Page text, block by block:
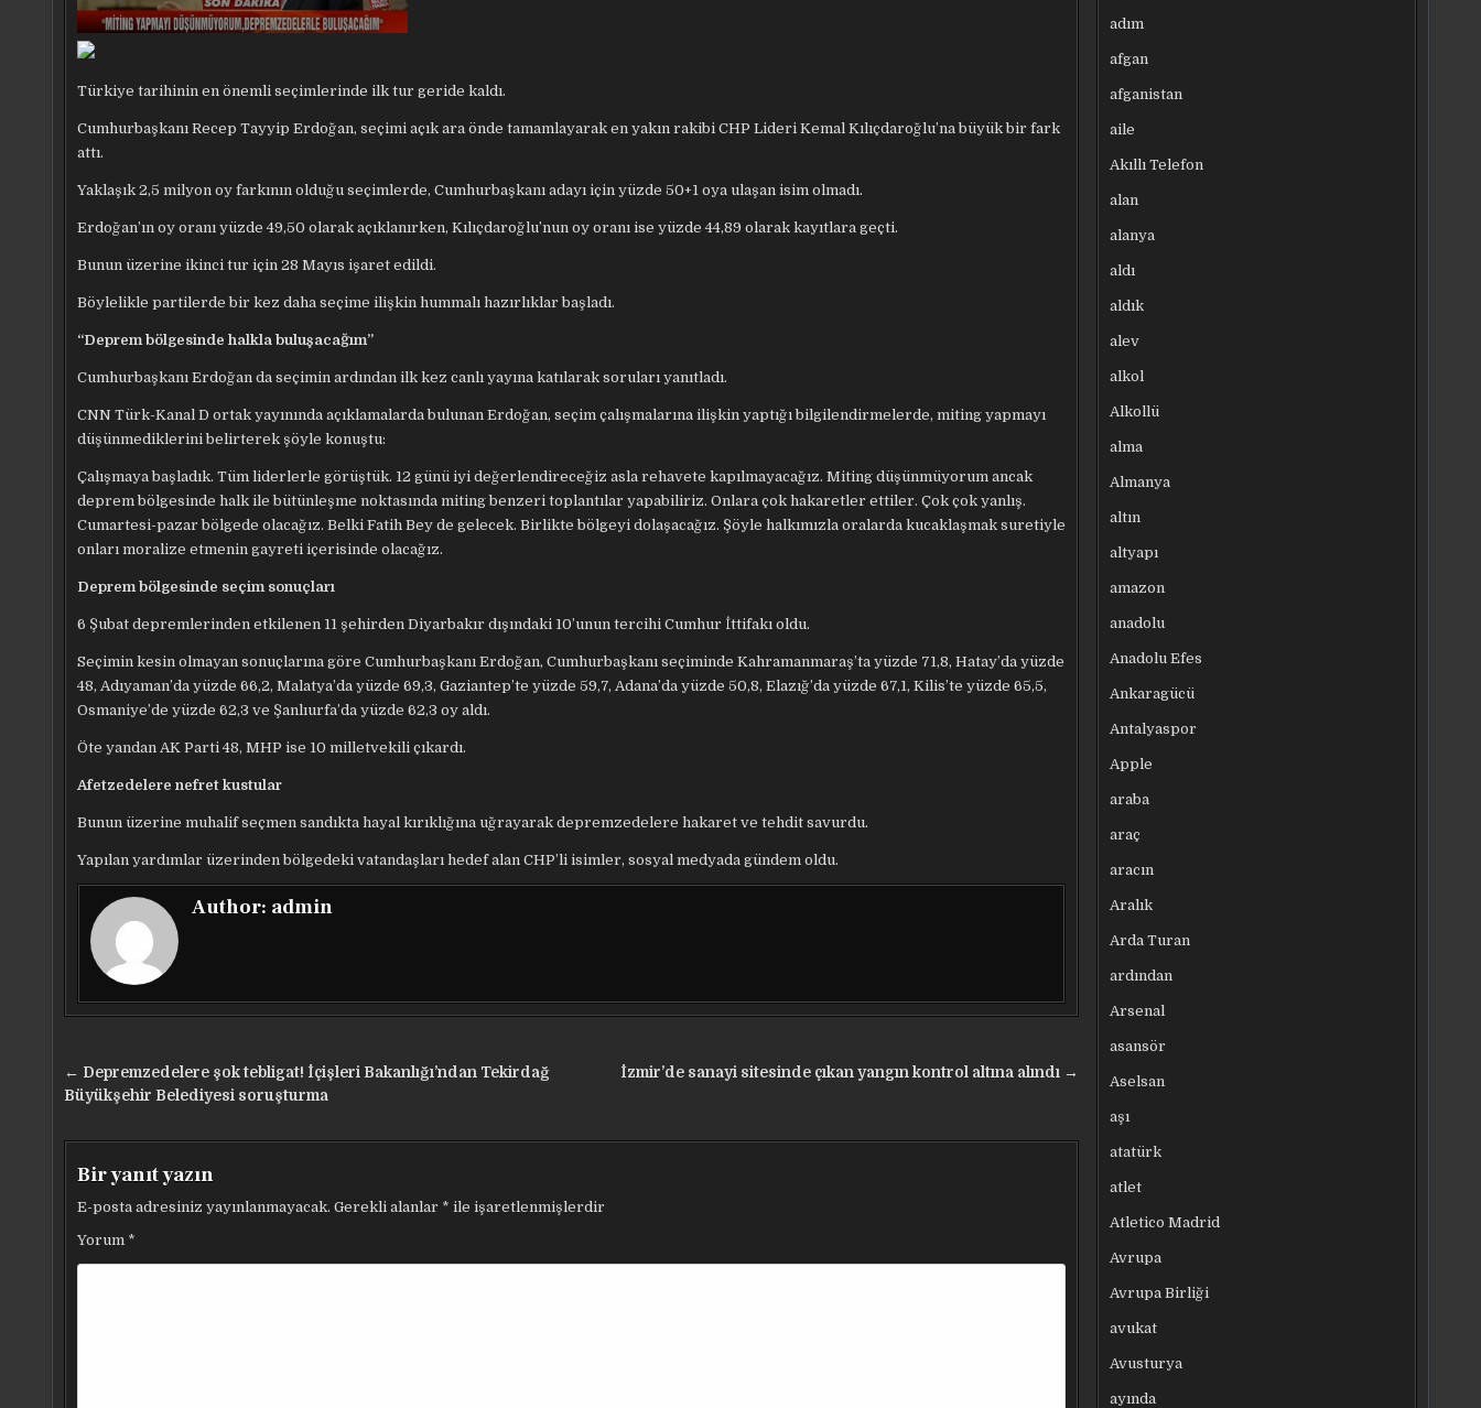
Türkiye tarihinin en önemli seçimlerinde ilk tur geride kaldı.
Cumhurbaşkanı Recep Tayyip Erdoğan, seçimi açık ara önde tamamlayarak en yakın rakibi CHP Lideri Kemal Kılıçdaroğlu’na büyük bir fark
attı.
Yaklaşık 2,5 milyon oy farkının olduğu seçimlerde, Cumhurbaşkanı adayı için yüzde 50+1 oya ulaşan isim olmadı.
Erdoğan’ın oy oranı yüzde 49,50 olarak açıklanırken, Kılıçdaroğlu’nun oy oranı ise yüzde 44,89 olarak kayıtlara geçti.
Bunun üzerine ikinci tur için 28 Mayıs işaret edildi.
Böylelikle partilerde bir kez daha seçime ilişkin hummalı hazırlıklar başladı.
“Deprem bölgesinde halkla buluşacağım”
Cumhurbaşkanı Erdoğan da seçimin ardından ilk kez canlı yayına katılarak soruları yanıtladı.
CNN Türk-Kanal D ortak yayınında açıklamalarda bulunan Erdoğan, seçim çalışmalarına ilişkin yaptığı bilgilendirmelerde, miting yapmayı
düşünmediklerini belirterek şöyle konuştu:
Çalışmaya başladık. Tüm liderlerle görüştük. 12 günü iyi değerlendireceğiz asla rehavete kapılmayacağız. Miting düşünmüyorum ancak
deprem bölgesinde halk ile bütünleşme noktasında miting benzeri toplantılar yapabiliriz. Onlara çok hakaretler ettiler. Çok çok yanlış.
Cumartesi-pazar bölgede olacağız. Belki Fatih Bey de gelecek. Birlikte bölgeyi dolaşacağız. Şöyle halkımızla oralarda kucaklaşmak suretiyle
onları moralize etmenin gayreti içerisinde olacağız.
Deprem bölgesinde seçim sonuçları
6 Şubat depremlerinden etkilenen 11 şehirden Diyarbakır dışındaki 10’unun tercihi Cumhur İttifakı oldu.
Seçimin kesin olmayan sonuçlarına göre Cumhurbaşkanı Erdoğan, Cumhurbaşkanı seçiminde Kahramanmaraş’ta yüzde 71,8, Hatay’da yüzde
48, Adıyaman’da yüzde 66,2, Malatya’da yüzde 69,3, Gaziantep’te yüzde 59,7, Adana’da yüzde 50,8, Elazığ’da yüzde 67,1, Kilis’te yüzde 65,5,
Osmaniye’de yüzde 62,3 ve Şanlıurfa’da yüzde 62,3 oy aldı.
Öte yandan AK Parti 48, MHP ise 10 milletvekili çıkardı.
Afetzedelere nefret kustular
Bunun üzerine muhalif seçmen sandıkta hayal kırıklığına uğrayarak depremzedelere hakaret ve tehdit savurdu.
Yapılan yardımlar üzerinden bölgedeki vatandaşları hedef alan CHP’li isimler, sosyal medyada gündem oldu.
Author: admin
Yazı
gezinmesi
İzmir’de sanayi sitesinde çıkan yangın kontrol altına alındı →
← Depremzedelere şok tebligat! İçişleri Bakanlığı’ndan Tekirdağ
Büyükşehir Belediyesi soruşturma
Bir yanıt yazın
E-posta adresiniz yayınlanmayacak. Gerekli alanlar * ile işaretlenmişlerdir
Yorum *
adım
afgan
afganistan
aile
Akıllı Telefon
alan
alanya
aldı
aldık
alev
alkol
Alkollü
alma
Almanya
altın
altyapı
amazon
anadolu
Anadolu Efes
Ankaragücü
Antalyaspor
Apple
araba
araç
aracın
Aralık
Arda Turan
ardından
Arsenal
asansör
Aselsan
aşı
atatürk
atlet
Atletico Madrid
Avrupa
Avrupa Birliği
avukat
Avusturya
ayında